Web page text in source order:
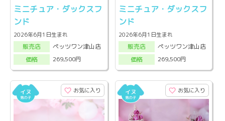
ミニチュア・ダックスフ
ンド
2026年6月1日生まれ
販売店
ペッツワン津山店
価格
269,500円
ミニチュア・ダックスフ
ンド
2026年6月1日生まれ
販売店
ペッツワン津山店
価格
269,500円
お気に入り お気に入り